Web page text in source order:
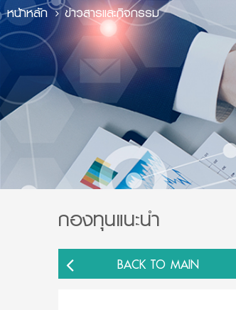
หน้าหลัก ข่าวสารและกิจกรรม
กองทุนแนะนำ
BACK TO MAIN